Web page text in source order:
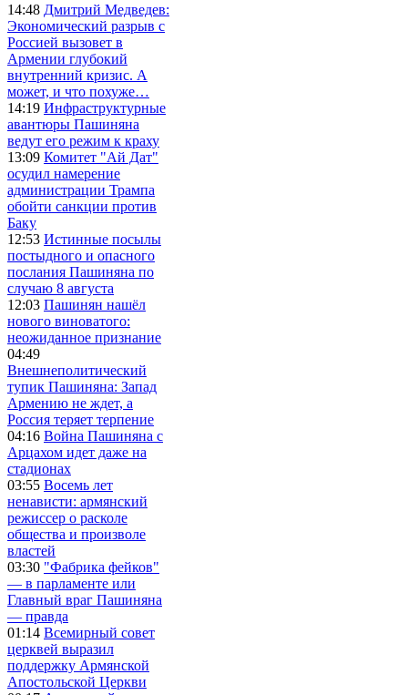
14:48 Дмитрий Медведев:
Экономический разрыв с
Россией вызовет в
Армении глубокий
внутренний кризис. А
может, и что похуже…
14:19 Инфраструктурные
авантюры Пашиняна
ведут его режим к краху
13:09 Комитет "Ай Дат"
осудил намерение
администрации Трампа
обойти санкции против
Баку
12:53 Истинные посылы
постыдного и опасного
послания Пашиняна по
случаю 8 августа
12:03 Пашинян нашёл
нового виноватого:
неожиданное признание
04:49
Внешнеполитический
тупик Пашиняна: Запад
Армению не ждет, а
Россия теряет терпение
04:16 Война Пашиняна с
Арцахом идет даже на
стадионах
03:55 Восемь лет
ненависти: армянский
режиссер о расколе
общества и произволе
властей
03:30 "Фабрика фейков"
— в парламенте или
Главный враг Пашиняна
— правда
01:14 Всемирный совет
церквей выразил
поддержку Армянской
Апостольской Церкви